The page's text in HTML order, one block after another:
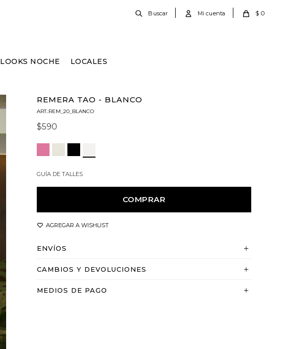
LOOKS NOCHE LOCALES
$ 0
REMERA TAO - BLANCO
REM_20_BLANCO
$590
GUÍA DE TALLES
COMPRAR
ENVÍOS
CAMBIOS Y DEVOLUCIONES
MEDIOS DE PAGO